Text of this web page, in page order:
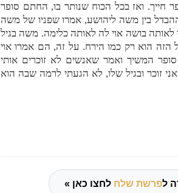
חייך. ואז בכל הכוח שנותר בו, החתם סופר
בין משה ליהושע, אמרו שפניו של משה
לאותה בושה אוי לה לאותה כלימה. משה בגיל
הוא רק כמו הירח. על זה, הם אמרו אוי
המשיך ואמר שאנשים לא זוכרים אותי
זוכר ובגיל שלו, לא הגעתי לרמה שבה הוא
לפרשת שלח לחצו כאן »